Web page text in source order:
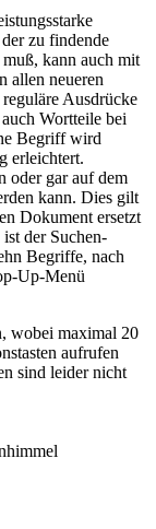
zu findende
kann auch mit
allen neueren
Ausdrücke
Wortteile bei
Begriff wird
erleichtert.
oder gar auf dem
kann. Dies gilt
Dokument ersetzt
der Suchen-
Begriffe, nach
Up-Menü
wobei maximal 20
aufrufen
sind leider nicht